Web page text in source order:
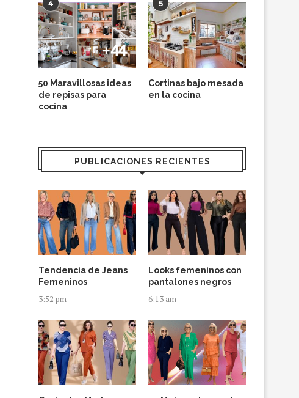
4
50 Maravillosas ideas
de repisas para
cocina
5
Cortinas bajo mesada
en la cocina
PUBLICACIONES RECIENTES
Tendencia de Jeans
Femeninos
3:52 pm
Looks femeninos con
pantalones negros
6:13 am